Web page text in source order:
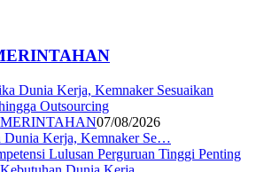
07/08/2026
Dunia Kerja, Kemnaker Se…